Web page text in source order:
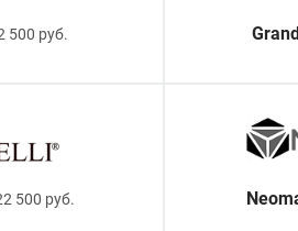
500 руб.
500 руб.